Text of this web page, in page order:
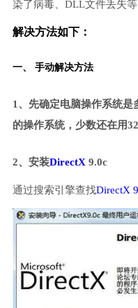
染了病毒、DLL文件丢失等
解决方法如下：
一、 手动解决方法
1、先确定电脑操作系统是
的操作系统，少数还在用
2、安装DirectX 9.0c
通过搜索引擎查找DirectX 9